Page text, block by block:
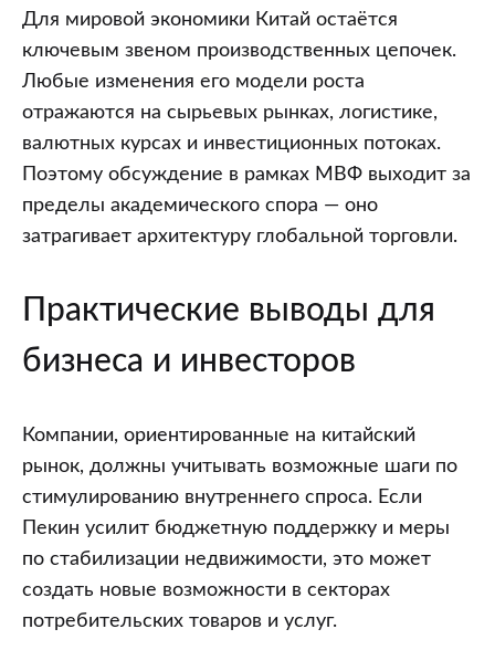
Для мировой экономики Китай остаётся
ключевым звеном производственных цепочек.
Любые изменения его модели роста
отражаются на сырьевых рынках, логистике,
валютных курсах и инвестиционных потоках.
Поэтому обсуждение в рамках МВФ выходит за
пределы академического спора — оно
затрагивает архитектуру глобальной торговли.
Практические выводы для
бизнеса и инвесторов
Компании, ориентированные на китайский
рынок, должны учитывать возможные шаги по
стимулированию внутреннего спроса. Если
Пекин усилит бюджетную поддержку и меры
по стабилизации недвижимости, это может
создать новые возможности в секторах
потребительских товаров и услуг.